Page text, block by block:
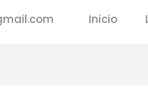
Inicio